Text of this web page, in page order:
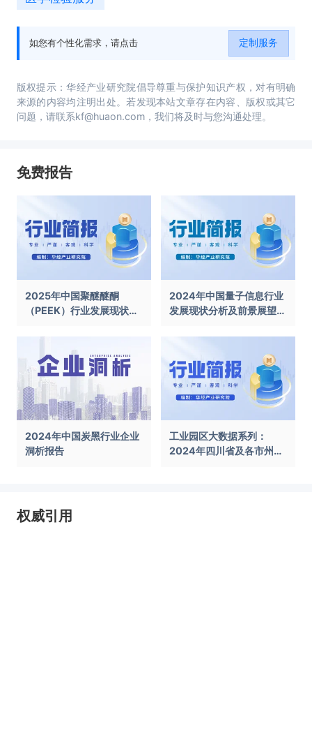
如您有个性化需求，请点击 定制服务
版权提示：华经产业研究院倡导尊重与保护知识产权，对有明确
来源的内容均注明出处。若发现本站文章存在内容、版权或其它
问题，请联系kf@huaon.com，我们将及时与您沟通处理。
免费报告
2025年中国聚醚醚酮
（PEEK）行业发展现状及
2024年中国量子信息行业
发展现状分析及前景展望报
2024年中国炭黑行业企业
洞析报告
工业园区大数据系列：
2024年四川省及各市州工
权威引用